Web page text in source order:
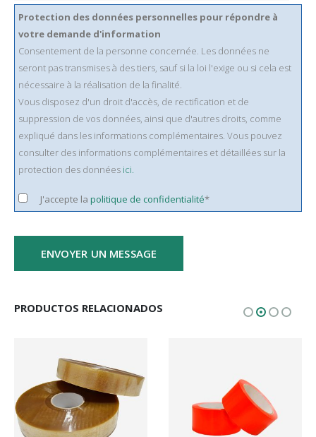
Protection des données personnelles pour répondre à
votre demande d'information
Consentement de la personne concernée. Les données ne
seront pas transmises à des tiers, sauf si la loi l'exige ou si cela est
nécessaire à la réalisation de la finalité.
Vous disposez d'un droit d'accès, de rectification et de
suppression de vos données, ainsi que d'autres droits, comme
expliqué dans les informations complémentaires. Vous pouvez
consulter des informations complémentaires et détaillées sur la
protection des données ici.
J'accepte la politique de confidentialité*
PRODUCTOS RELACIONADOS